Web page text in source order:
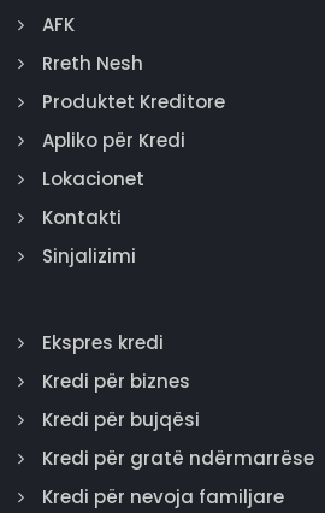
AFK
Rreth Nesh
Produktet Kreditore
Apliko për Kredi
Lokacionet
Kontakti
Sinjalizimi
Ekspres kredi
Kredi për biznes
Kredi për bujqësi
Kredi për gratë ndërmarrëse
Kredi për nevoja familjare